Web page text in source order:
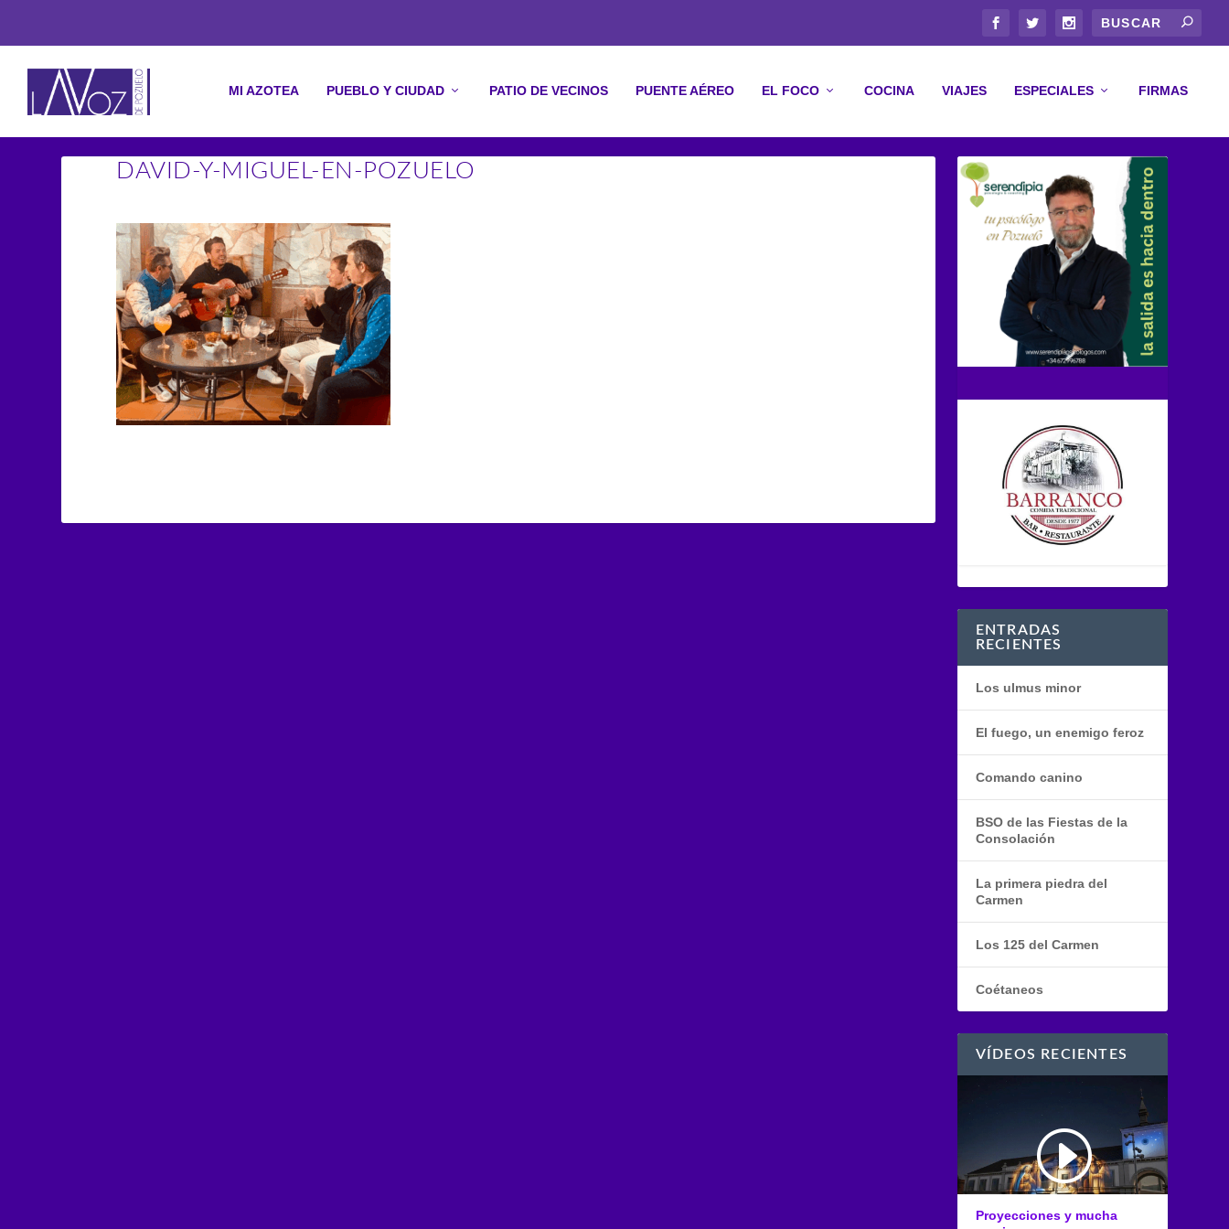
MI AZOTEA PUEBLO Y CIUDAD PATIO DE VECINOS PUENTE AÉREO EL FOCO COCINA VIAJES ESPECIALES FIRMAS
DAVID-Y-MIGUEL-EN-POZUELO
ENTRADAS
RECIENTES
Los ulmus minor
El fuego, un enemigo feroz
Comando canino
BSO de las Fiestas de la
Consolación
La primera piedra del
Carmen
Los 125 del Carmen
Coétaneos
VÍDEOS RECIENTES
Proyecciones y mucha